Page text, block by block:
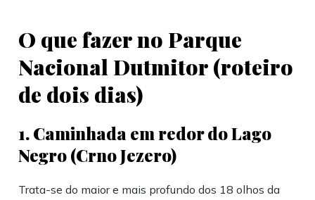
O que fazer no Parque
Nacional Dutmitor (roteiro
de dois dias)
1. Caminhada em redor do Lago
Negro (Crno Jezero)
Trata-se do maior e mais profundo dos 18 olhos da